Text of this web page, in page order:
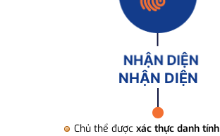
NHẬN DIỆN
Chủ thể được xác thực danh tính